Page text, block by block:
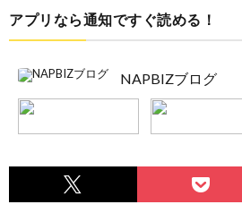
アプリなら通知ですぐ読める！
NAPBIZブログ